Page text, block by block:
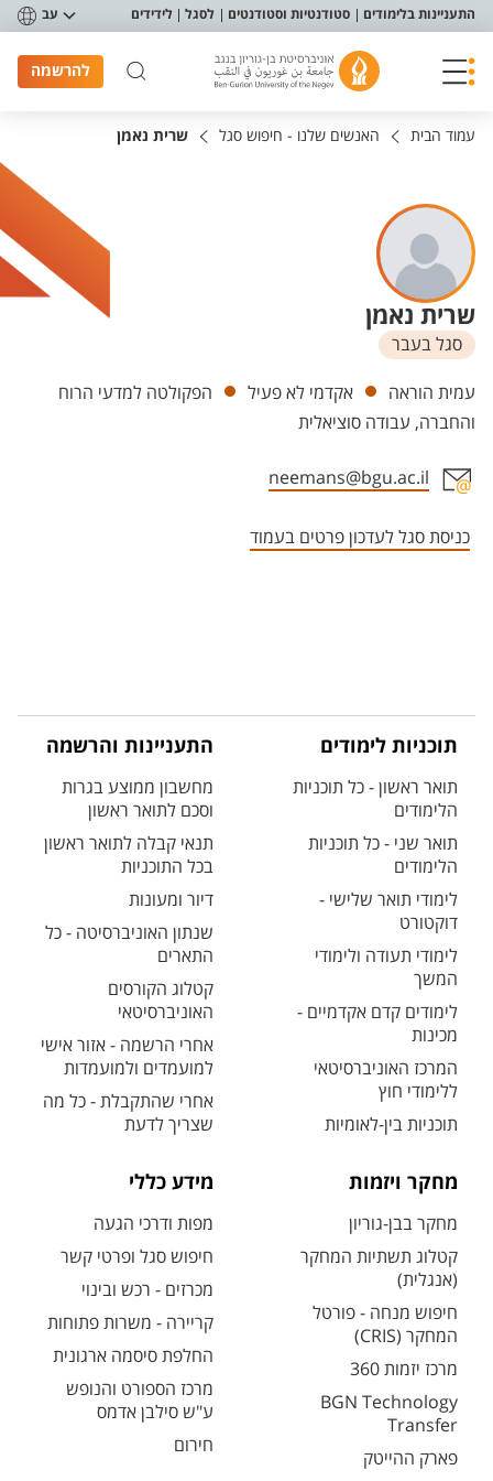
תפריט נגישות
התעניינות בלימודים סטודנטיות וסטודנטים לסגל לידידים עב
להרשמה
עמוד הבית האנשים שלנו - חיפוש סגל שרית נאמן
שרית נאמן
סגל בעבר
יחידות
עמית הוראה אקדמי לא פעיל
הפקולטה למדעי הרוח
והחברה, עבודה סוציאלית
neemans@bgu.ac.il
כניסת סגל לעדכון פרטים בעמוד
תוכניות לימודים
תואר ראשון - כל תוכניות
הלימודים
תואר שני - כל תוכניות
הלימודים
לימודי תואר שלישי -
דוקטורט
לימודי תעודה ולימודי
המשך
לימודים קדם אקדמיים -
מכינות
המרכז האוניברסיטאי
ללימודי חוץ
תוכניות בין-לאומיות
התעניינות והרשמה
מחשבון ממוצע בגרות
וסכם לתואר ראשון
תנאי קבלה לתואר ראשון
בכל התוכניות
דיור ומעונות
שנתון האוניברסיטה - כל
התארים
קטלוג הקורסים
האוניברסיטאי
אחרי הרשמה - אזור אישי
למועמדים ולמועמדות
אחרי שהתקבלת - כל מה
שצריך לדעת
מחקר ויזמות
מחקר בבן-גוריון
קטלוג תשתיות המחקר
(אנגלית)
חיפוש מנחה - פורטל
המחקר (CRIS)
מרכז יזמות 360
BGN Technology
Transfer
פארק ההייטק
מידע כללי
מפות ודרכי הגעה
חיפוש סגל ופרטי קשר
מכרזים - רכש ובינוי
קריירה - משרות פתוחות
החלפת סיסמה ארגונית
מרכז הספורט והנופש
ע"ש סילבן אדמס
חירום